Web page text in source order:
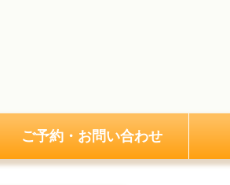
ご予約・お問い合わせ